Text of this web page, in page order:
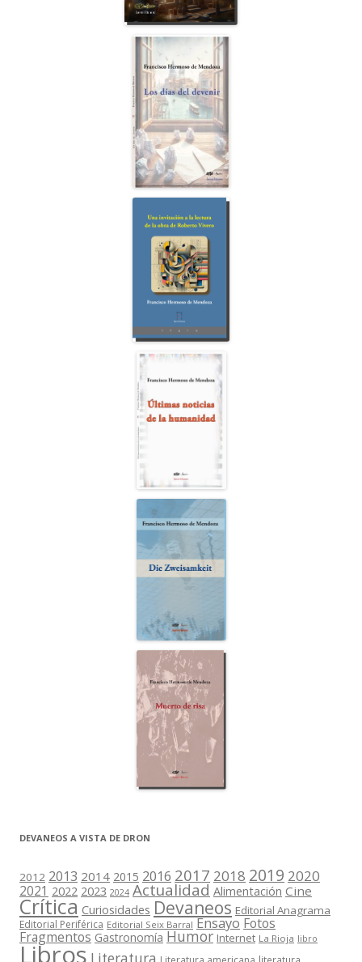
DEVANEOS A VISTA DE DRON
2012 2013 2014 2015 2016 2017 2018 2019 2020
2021 2022 2023 2024 Actualidad Alimentación Cine
Crítica Curiosidades Devaneos Editorial Anagrama
Editorial Periférica Editorial Seix Barral Ensayo Fotos
Fragmentos Gastronomía Humor Internet La Rioja libro
Libros